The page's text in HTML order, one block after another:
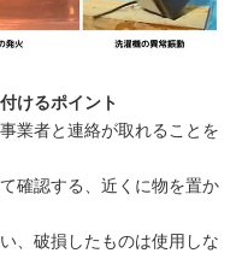
けるポイント
業者と連絡が取れることを
確認する、近くに物を置か
、破損したものは使用しな